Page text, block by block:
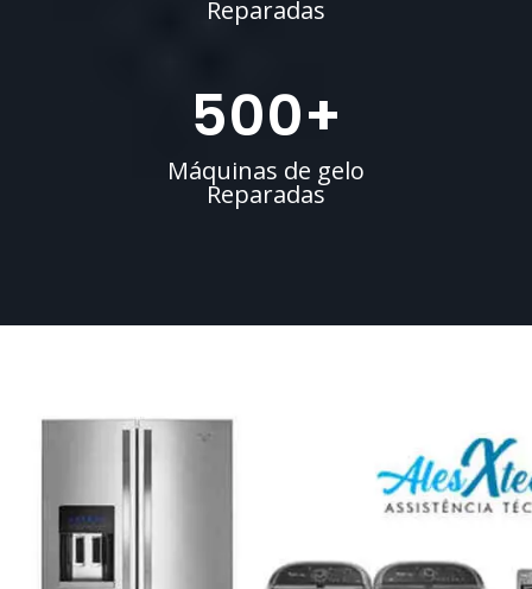
Reparadas
500+
Máquinas de gelo
Reparadas